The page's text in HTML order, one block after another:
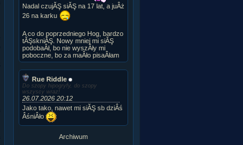
Nadal czujĂŞ siĂŞ na 17 lat, a juÂż
26 na karku
A co do poprzedniego Hog, bardzo
tĂŞskniĂŞ. Nowy mniej mi siĂŞ
podobaÂł, bo nie wyszÂły mi
poboczne, bo za maÂło pisaÂłam
Rue Riddle
Do szopy hipogryfy, do szopy
wszyscy wraz!
26.07.2026 20:12
Jako tako, nawet mi siĂŞ sb dziÂś
ÂśniÂło
Archiwum